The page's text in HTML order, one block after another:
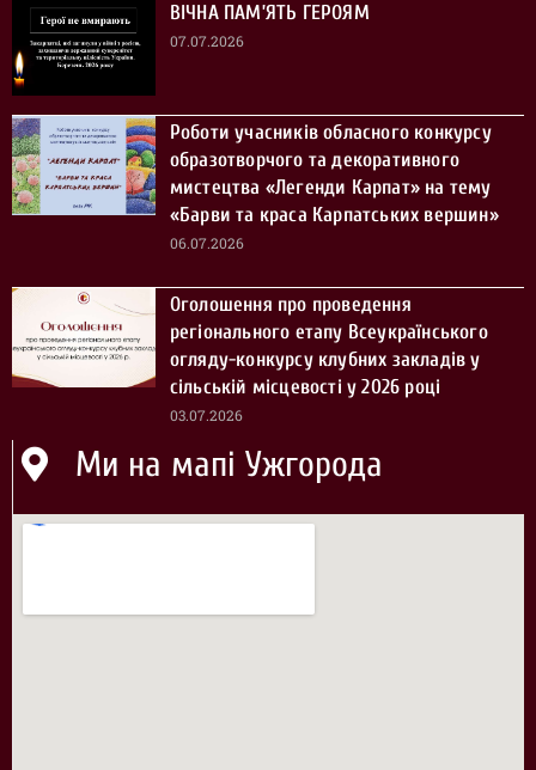
ВІЧНА ПАМ’ЯТЬ ГЕРОЯМ
07.07.2026
Роботи учасників обласного конкурсу
образотворчого та декоративного
мистецтва «Легенди Карпат» на тему
«Барви та краса Карпатських вершин»
06.07.2026
Оголошення про проведення
регіонального етапу Всеукраїнського
огляду-конкурсу клубних закладів у
сільській місцевості у 2026 році
03.07.2026
Ми на мапі Ужгорода